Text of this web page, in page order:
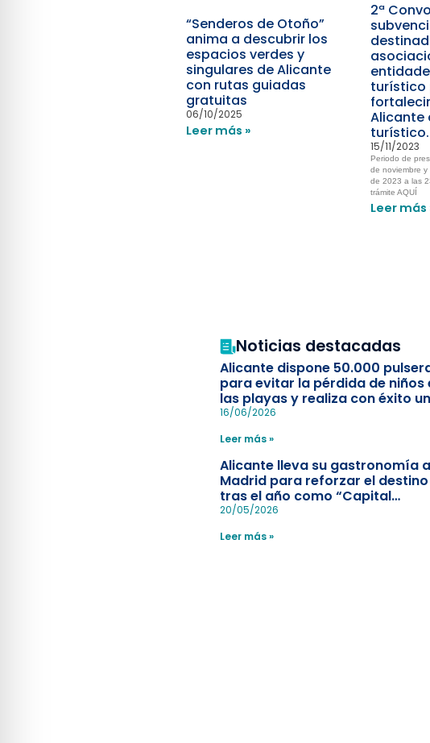
“Senderos de Otoño”
anima a descubrir los
espacios verdes y
singulares de Alicante
con rutas guiadas
gratuitas
06/10/2025
Leer más »
2ª
turístico
Alicante
15/11/2023
Periodo de
de noviembre
de 2023 a las
trámite AQUÍ
Leer más
Noticias destacadas
Alicante dispone 50.000
para evitar la pérdida de niños
las playas y realiza con éxito un
simulacro de socorrismo
16/06/2026
Leer más »
Alicante lleva su gastronomía a
Madrid para reforzar el destino
tras el año como “Capital
Española”
20/05/2026
Leer más »